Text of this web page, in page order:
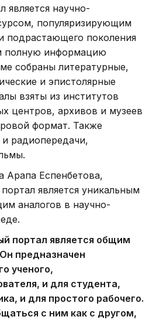
является научно-
популяризирующим
подрастающего поколения
полную информацию
собраны литературные,
и эпистолярные
взяты из институтов
центров, архивов и музеев
формат. Также
радиопередачи,
Арапа Еспенбетова,
является уникальным
аналогов в научно-
портал является общим
предназначен
ученого,
и для студента,
и для простого рабочего.
с ним как с другом,